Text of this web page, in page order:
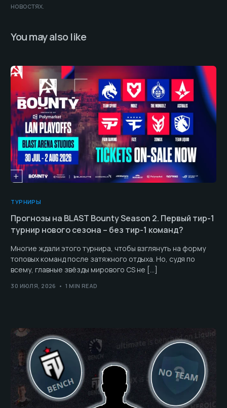
новостях.
You may also like
ТУРНИРЫ
Прогнозы на BLAST Bounty Season 2. Первый тир-1
турнир нового сезона – без тир-1 команд?
Многие ждали этого турнира, чтобы взглянуть на форму
топовых команд после затяжного отдыха. Но, судя по
всему, главные звёзды мирового CS не […]
30 ИЮЛЯ, 2026 1 MIN READ